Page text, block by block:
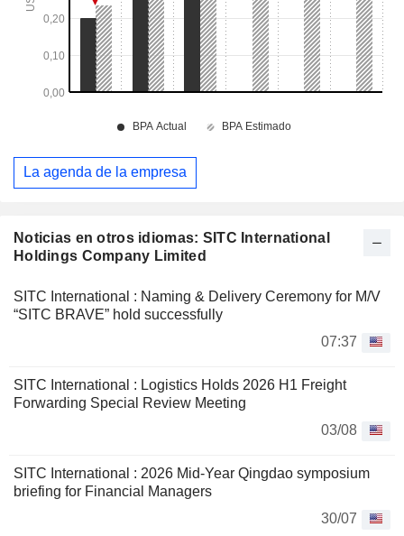
Noticias en otros idiomas: SITC International
Holdings Company Limited
SITC International : Naming & Delivery Ceremony for M/V
“SITC BRAVE” hold successfully
07:37
SITC International : Logistics Holds 2026 H1 Freight
Forwarding Special Review Meeting
03/08
SITC International : 2026 Mid-Year Qingdao symposium
briefing for Financial Managers
30/07
La agenda de la empresa